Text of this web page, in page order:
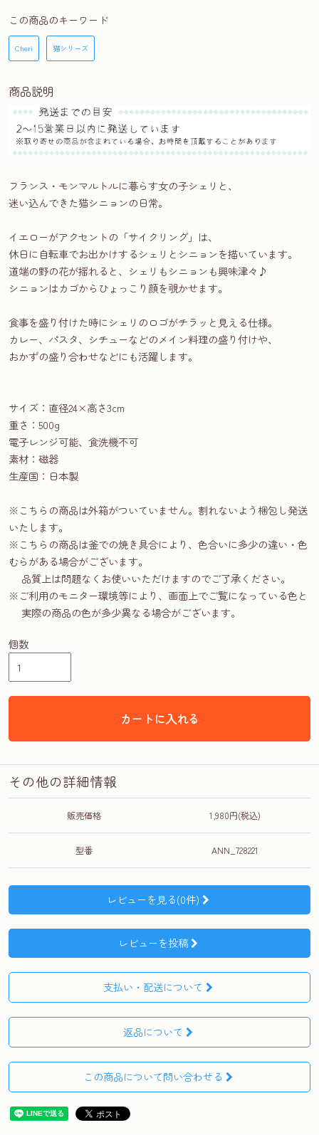
この商品のキーワード
Cheri 猫シリーズ
商品説明
フランス・モンマルトルに暮らす女の子シェリと、
迷い込んできた猫シニョンの日常。
イエローがアクセントの「サイクリング」は、
休日に自転車でお出かけするシェリとシニョンを描いています。
道端の野の花が揺れると、シェリもシニョンも興味津々♪
シニョンはカゴからひょっこり顔を覗かせます。
食事を盛り付けた時にシェリのロゴがチラッと見える仕様。
カレー、パスタ、シチューなどのメイン料理の盛り付けや、
おかずの盛り合わせなどにも活躍します。
サイズ：直径24×高さ3cm
重さ：500g
電子レンジ可能、食洗機不可
素材：磁器
生産国：日本製
※こちらの商品は外箱がついていません。割れないよう梱包し発送
いたします。
※こちらの商品は釜での焼き具合により、色合いに多少の違い・色
むらがある場合がございます。
品質上は問題なくお使いいただけますのでご了承ください。
※ご利用のモニター環境等により、画面上でご覧になっている色と
実際の商品の色が多少異なる場合がございます。
個数
カートに入れる
その他の詳細情報
販売価格 1,980円(税込)
型番 ANN_728221
レビューを見る(0件)
レビューを投稿
支払い・配送について
返品について
この商品について問い合わせる